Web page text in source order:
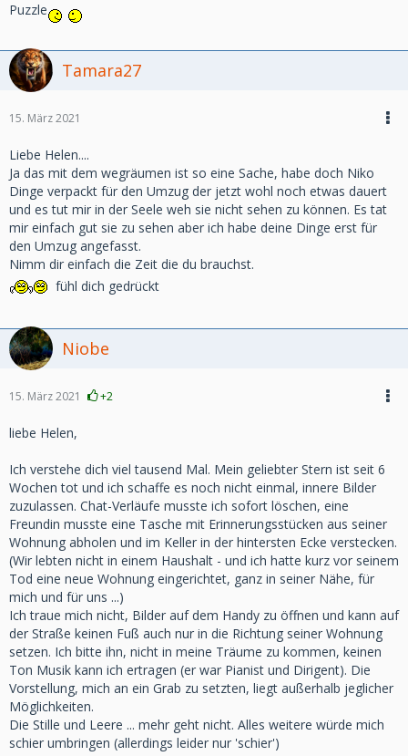
Puzzle
Tamara27
15. März 2021
Liebe Helen....
Ja das mit dem wegräumen ist so eine Sache, habe doch Niko
Dinge verpackt für den Umzug der jetzt wohl noch etwas dauert
und es tut mir in der Seele weh sie nicht sehen zu können. Es tat
mir einfach gut sie zu sehen aber ich habe deine Dinge erst für
den Umzug angefasst.
Nimm dir einfach die Zeit die du brauchst.
fühl dich gedrückt
Niobe
15. März 2021 +2
liebe Helen,
Ich verstehe dich viel tausend Mal. Mein geliebter Stern ist seit 6
Wochen tot und ich schaffe es noch nicht einmal, innere Bilder
zuzulassen. Chat-Verläufe musste ich sofort löschen, eine
Freundin musste eine Tasche mit Erinnerungsstücken aus seiner
Wohnung abholen und im Keller in der hintersten Ecke verstecken.
(Wir lebten nicht in einem Haushalt - und ich hatte kurz vor seinem
Tod eine neue Wohnung eingerichtet, ganz in seiner Nähe, für
mich und für uns ...)
Ich traue mich nicht, Bilder auf dem Handy zu öffnen und kann auf
der Straße keinen Fuß auch nur in die Richtung seiner Wohnung
setzen. Ich bitte ihn, nicht in meine Träume zu kommen, keinen
Ton Musik kann ich ertragen (er war Pianist und Dirigent). Die
Vorstellung, mich an ein Grab zu setzten, liegt außerhalb jeglicher
Möglichkeiten.
Die Stille und Leere ... mehr geht nicht. Alles weitere würde mich
schier umbringen (allerdings leider nur 'schier')